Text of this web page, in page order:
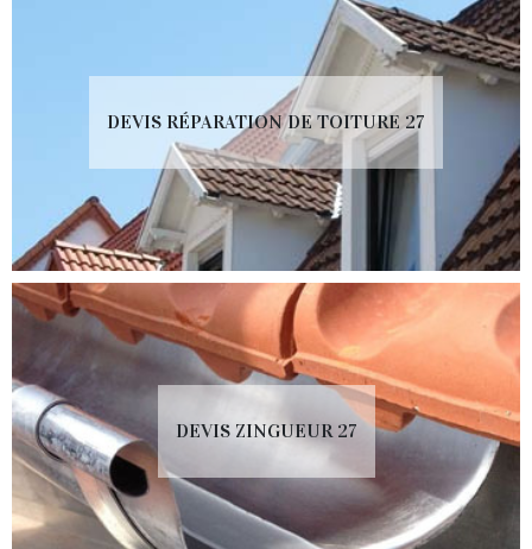
DEVIS RÉPARATION DE TOITURE 27
DEVIS ZINGUEUR 27